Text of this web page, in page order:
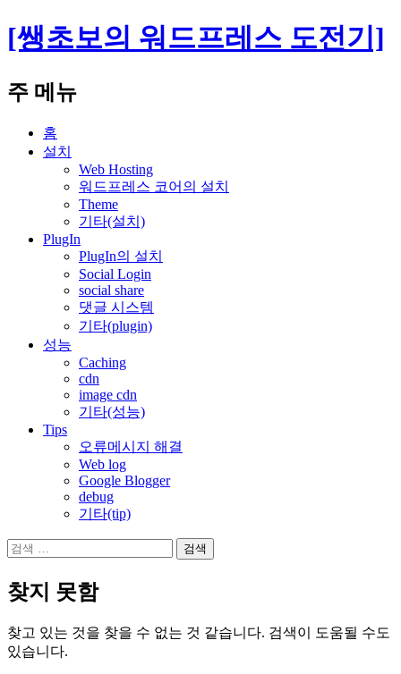
[쌩초보의 워드프레스 도전기]
검
색
주 메뉴
홈
설치
Web Hosting
워드프레스 코어의 설치
Theme
기타(설치)
PlugIn
PlugIn의 설치
Social Login
social share
댓글 시스템
기타(plugin)
성능
Caching
cdn
image cdn
기타(성능)
Tips
오류메시지 해결
Web log
Google Blogger
debug
기타(tip)
검
찾지 못함
찾고 있는 것을 찾을 수 없는 것 같습니다. 검색이 도움될 수도
있습니다.